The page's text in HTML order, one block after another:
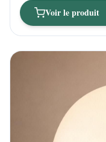
Voir le produit